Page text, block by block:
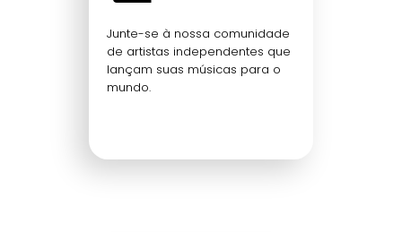
Junte-se à nossa comunidade
de artistas independentes que
lançam suas músicas para o
mundo.